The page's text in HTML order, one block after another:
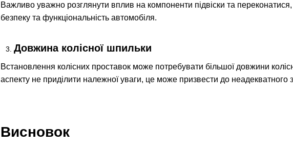
Важливо уважно розглянути вплив на компоненти підвіски та переконатися,
безпеку та функціональність автомобіля.
Довжина колісної шпильки
Встановлення колісних проставок може потребувати більшої довжини
аспекту не приділити належної уваги, це може призвести до неадекватного
Висновок